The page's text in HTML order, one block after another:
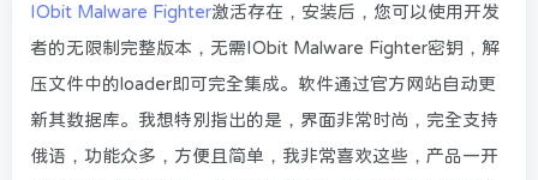
IObit Malware Fighter激活存在，安装后，您可以使用开发
者的无限制完整版本，无需IObit Malware Fighter密钥，解
压文件中的loader即可完全集成。软件通过官方网站自动更
新其数据库。我想特别指出的是，界面非常时尚，完全支持
俄语，功能众多，方便且简单，我非常喜欢这些，产品一开